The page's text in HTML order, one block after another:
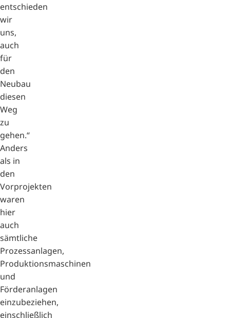
entschieden
wir
uns,
auch
für
den
Neubau
diesen
Weg
zu
gehen.“
Anders
als in
den
Vorprojekten
waren
hier
auch
sämtliche
Prozessanlagen,
Produktionsmaschinen
und
Förderanlagen
einzubeziehen,
einschließlich